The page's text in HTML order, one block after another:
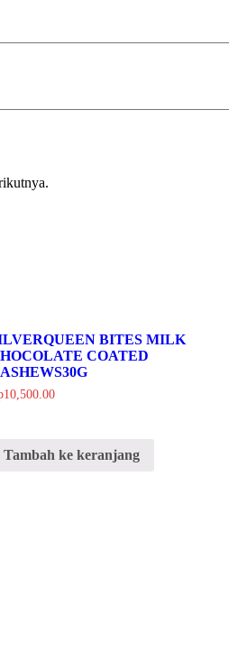
BITES MILK
COATED
10,500.00
Tambah ke keranjang